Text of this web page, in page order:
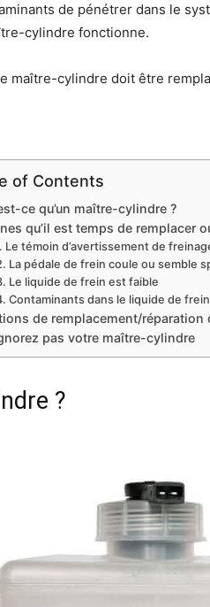
de pénétrer dans le
cylindre fonctionne.
maître-cylindre doit être
of Contents
ce qu’un maître-cylindre ?
qu’il est temps de remplacer
Le témoin d’avertissement de
La pédale de frein coule ou semble
Le liquide de frein est faible
Contaminants dans le liquide de frein
de remplacement/
pas votre maître-cylindre
?